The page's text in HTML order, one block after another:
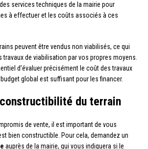
services techniques de la mairie pour
à effectuer et les coûts associés à ces
peuvent être vendus non viabilisés, ce qui
travaux de viabilisation par vos propres moyens.
d’évaluer précisément le coût des travaux
global est suffisant pour les financer.
du terrain
de vente, il est important de vous
bien constructible. Pour cela, demandez un
auprès de la mairie, qui vous indiquera si le